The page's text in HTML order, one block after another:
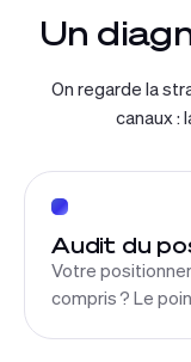
Un
On regarde la
canaux :
Audit du
Votre
compris ? Le